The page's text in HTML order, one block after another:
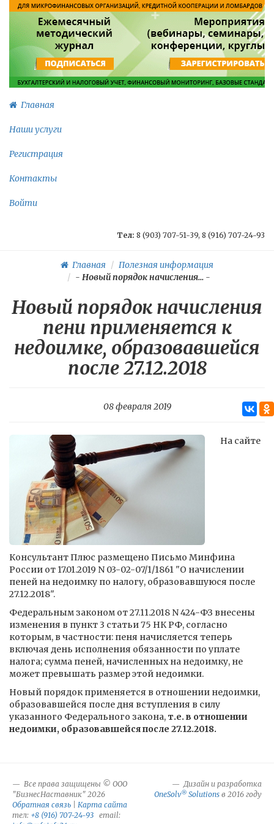
Главная
Наши услуги
Регистрация
Контакты
Войти
Тел: 8 (903) 707-51-39, 8 (916) 707-24-93
Главная
Полезная информация
- Новый порядок начисления...-
Новый порядок начисления
пени применяется к
недоимке, образовавшейся
после 27.12.2018
08 февраля 2019
На сайте
Консультант Плюс размещено Письмо Минфина
России от 17.01.2019 N 03-02-07/1/1861 "О начислении
пеней на недоимку по налогу, образовавшуюся после
27.12.2018".
Федеральным законом от 27.11.2018 N 424-ФЗ внесены
изменения в пункт 3 статьи 75 НК РФ, согласно
которым, в частности: пеня начисляется теперь
включая день исполнения обязанности по уплате
налога; сумма пеней, начисленных на недоимку, не
может превышать размер этой недоимки.
Новый порядок применяется в отношении недоимки,
образовавшейся после дня вступления в силу
указанного Федерального закона, т.е. в отношении
недоимки, образовавшейся после 27.12.2018.
Все права защищены © ООО
"БизнесНаставник" 2026
Обратная связь
Карта сайта
тел: +8 (916) 707-24-93 email:
Дизайн и разработка
OneSolv® Solutions в 2016 году